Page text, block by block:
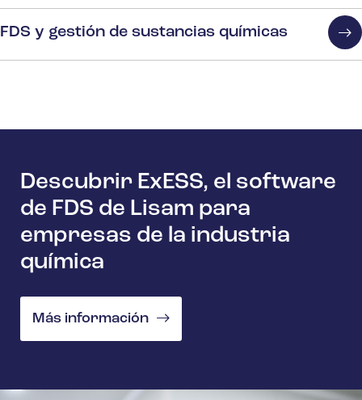
FDS y gestión de sustancias químicas
Descubrir ExESS, el software
de FDS de Lisam para
empresas de la industria
química
Más información